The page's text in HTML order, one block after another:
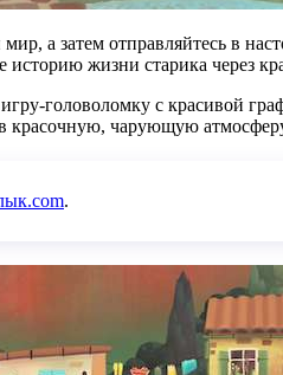
а затем отправляйтесь в
историю жизни старика
головоломку с красивой
красочную, чарующую
.